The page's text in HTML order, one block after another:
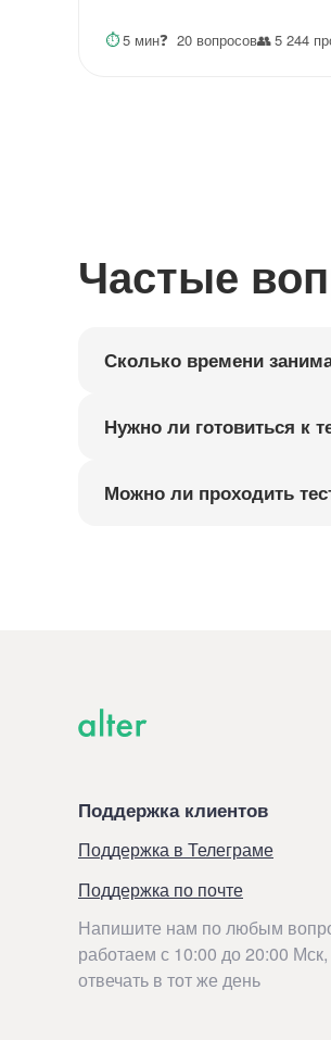
⏱5 мин❓ 20 вопросов👥5 244
Частые
Сколько времени
Нужно ли готовиться к
Можно ли проходить
Поддержка клиентов
Поддержка в Телеграме
Поддержка по почте
Напишите нам по любым
работаем с 10:00 до 20:00
отвечать в тот же день